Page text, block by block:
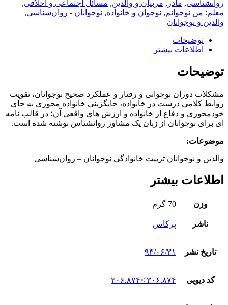
روانشناسی, مادر , مربیان و والدین, مسائل اجتماعی و اخلاقی,
معلم: من نوجوانم, نوجوان و خانواده, نوجوانان - روان‌شناسی,
والدین و نوجوانان
توضیحات
اطلاعات بیشتر
توضیحات
مشکلات دوران نوجوانی و رفتار و عملکرد صحیح نوجوانان، تقویت
روابط کلامی درست در خانواده، جایگزینی خانواده‌ محوری به جای
خودمحوری و دفاع از خانواده و ارزش‌ های واقعی آن؛ در قالب نامه‏
ای برای نوجوانان از زبان یک مشاور روان‏شناس نوشته شده است.
موضوعات:
والدین و نوجوانان تربیت خانوادگی نوجوانان – روان‌شناسی
اطلاعات بیشتر
وزن 70 گرم
ناشر پرکاس
تاریخ نشر ۹۳/۰۶/۳۱
کد دیویی ۳۰۶.۸۷۴'>۳۰۶.۸۷۴